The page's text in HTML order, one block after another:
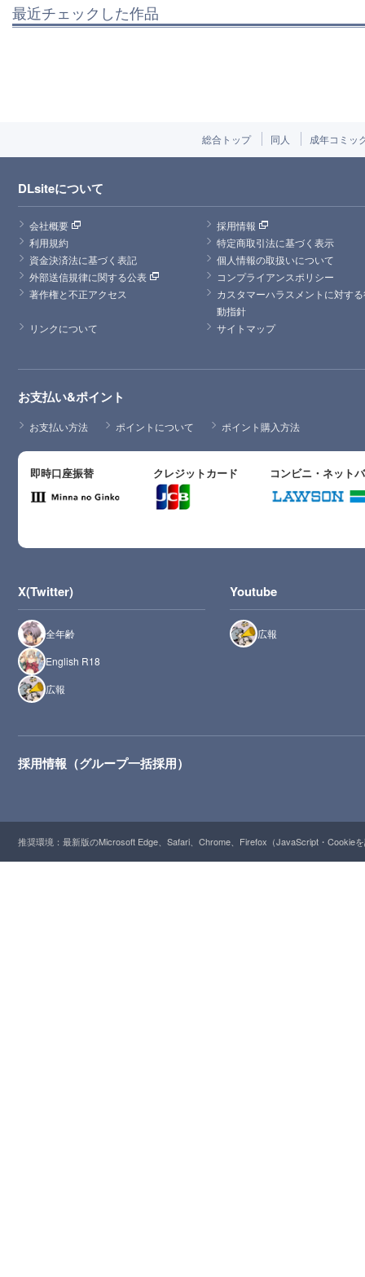
最近チェックした作品
総合トップ 同人 成年コミッ
DLsiteについて
会社概要
採用情報
利用規約
特定商取引法に基づく表示
資金決済法に基づく表記
個人情報の取扱いについて
外部送信規律に関する公表
コンプライアンスポリシー
著作権と不正アクセス
カスタマーハラスメントに対す
動指針
リンクについて
サイトマップ
お支払い&ポイント
お支払い方法 ポイントについて ポイント購入方法
即時口座振替 クレジットカード コンビニ・ネット
X(Twitter)
全年齢
English R18
広報
Youtube
広報
採用情報（グループ一括採用）
推奨環境：最新版のMicrosoft Edge、Safari、Chrome、Firefox（JavaScript・Cookie